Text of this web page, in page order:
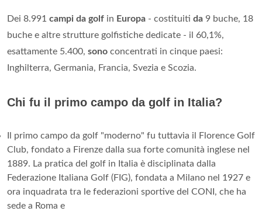
Dei 8.991 campi da golf in Europa - costituiti da 9 buche, 18
buche e altre strutture golfistiche dedicate - il 60,1%,
esattamente 5.400, sono concentrati in cinque paesi:
Inghilterra, Germania, Francia, Svezia e Scozia.
Chi fu il primo campo da golf in Italia?
Il primo campo da golf "moderno" fu tuttavia il Florence Golf
Club, fondato a Firenze dalla sua forte comunità inglese nel
1889. La pratica del golf in Italia è disciplinata dalla
Federazione Italiana Golf (FIG), fondata a Milano nel 1927 e
ora inquadrata tra le federazioni sportive del CONI, che ha
sede a Roma e